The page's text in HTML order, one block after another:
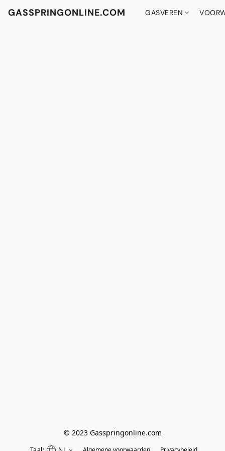
GASSPRINGONLINE.COM GASVEREN
© 2023 Gasspringonline.com